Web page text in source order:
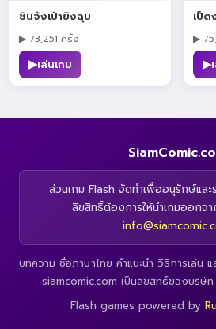
ชินจังเป่ายิงฉุบ
▶ 73,251 ครั้ง
▶เล่นเกม
เป็ด
▶
▶
ส่วนเกม Flash จัดทำเพื่ออนุรักษ์และ
ลิขสิทธิ์ต้องการให้นำเกมออกจา
บทความ ชื่อภาษาไทย คำแนะนำ วิธีการเล่น
siamcomic.com เป็นลิขสิทธิ์ของบริษั
Flash games powered by